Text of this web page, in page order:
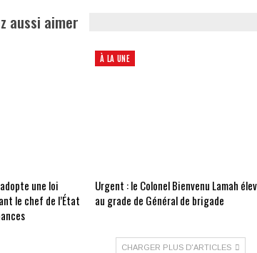
aussi aimer
une loi
le chef de l’État
À LA UNE
Urgent : le Colonel Bienvenu Lamah
au grade de Général de brigade
CHARGER PLUS D'ARTICLES